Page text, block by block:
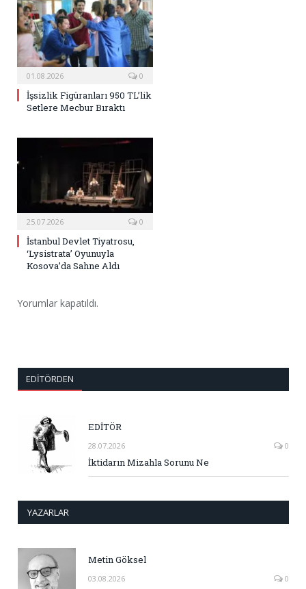
01.08.2026 0
İşsizlik Figüranları 950 TL’lik
Setlere Mecbur Bıraktı
25.07.2026 0
İstanbul Devlet Tiyatrosu,
‘Lysistrata’ Oyunuyla
Kosova’da Sahne Aldı
Yorumlar kapatıldı.
EDITÖRDEN
EDİTÖR
28.07.2026 0
İktidarın Mizahla Sorunu Ne
YAZARLAR
Metin Göksel
03.08.2026 0